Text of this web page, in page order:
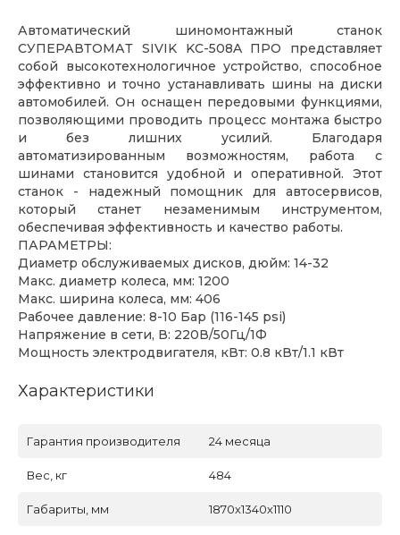
Автоматический шиномонтажный станок
СУПЕРАВТОМАТ SIVIK KС-508A ПРО представляет
собой высокотехнологичное устройство, способное
эффективно и точно устанавливать шины на диски
автомобилей. Он оснащен передовыми функциями,
позволяющими проводить процесс монтажа быстро
и без лишних усилий. Благодаря
автоматизированным возможностям, работа с
шинами становится удобной и оперативной. Этот
станок - надежный помощник для автосервисов,
который станет незаменимым инструментом,
обеспечивая эффективность и качество работы.
ПАРАМЕТРЫ:
Диаметр обслуживаемых дисков, дюйм: 14-32
Макс. диаметр колеса, мм: 1200
Макс. ширина колеса, мм: 406
Рабочее давление: 8-10 Бар (116-145 psi)
Напряжение в сети, В: 220В/50Гц/1Ф
Мощность электродвигателя, кВт: 0.8 кВт/1.1 кВт
Характеристики
Гарантия производителя 24 месяца
Вес, кг 484
Габариты, мм 1870х1340х1110